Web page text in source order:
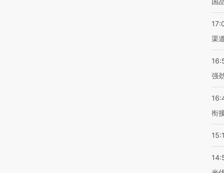
渠
强
衔